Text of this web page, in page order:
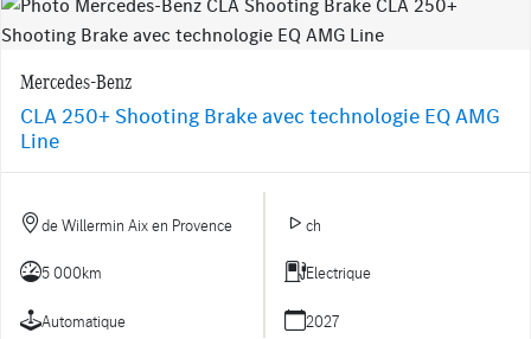
Mercedes-Benz
CLA 250+ Shooting Brake avec technologie EQ AMG
Line
de Willermin Aix en Provence ch
5 000km Electrique
Automatique 2027